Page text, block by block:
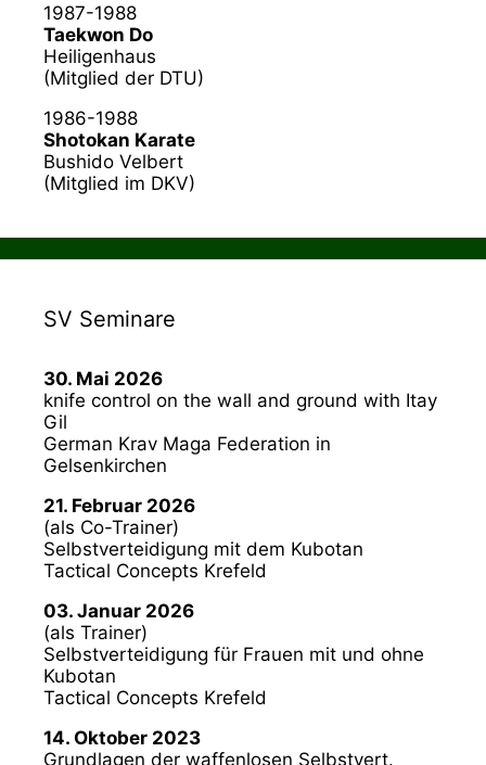
1987-1988
Taekwon Do
Heiligenhaus
(Mitglied der DTU)
1986-1988
Shotokan Karate
Bushido Velbert
(Mitglied im DKV)
SV Seminare
30. Mai 2026
knife control on the wall and ground with Itay
Gil
German Krav Maga Federation in
Gelsenkirchen
21. Februar 2026
(als Co-Trainer)
Selbstverteidigung mit dem Kubotan
Tactical Concepts Krefeld
03. Januar 2026
(als Trainer)
Selbstverteidigung für Frauen mit und ohne
Kubotan
Tactical Concepts Krefeld
14. Oktober 2023
Grundlagen der waffenlosen Selbstvert.